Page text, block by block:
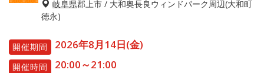
岐阜県郡上市 / 大和奥長良ウィンドパーク周辺(大和町
徳永)
開催期間 2026年8月14日(金)
開催時間 20:00～21:00